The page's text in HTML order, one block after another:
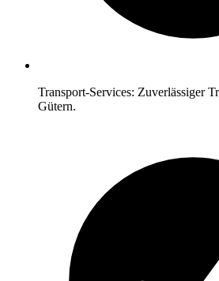
Transport-Services: Zuverlässiger
Gütern.